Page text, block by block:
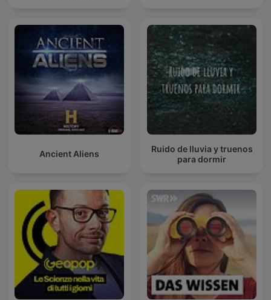
Ancient Aliens
Ruido de lluvia y truenos
para dormir